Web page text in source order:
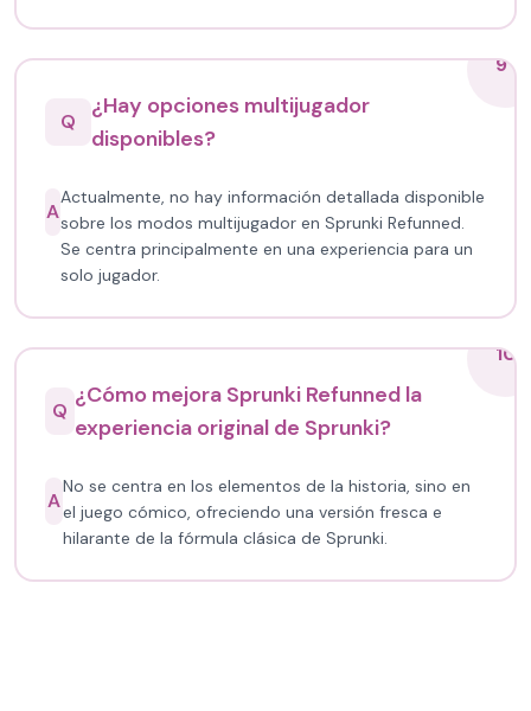
9
Q
¿Hay opciones multijugador
disponibles?
A
Actualmente, no hay información detallada disponible
sobre los modos multijugador en Sprunki Refunned.
Se centra principalmente en una experiencia para un
solo jugador.
10
Q
¿Cómo mejora Sprunki Refunned la
experiencia original de Sprunki?
A
No se centra en los elementos de la historia, sino en
el juego cómico, ofreciendo una versión fresca e
hilarante de la fórmula clásica de Sprunki.